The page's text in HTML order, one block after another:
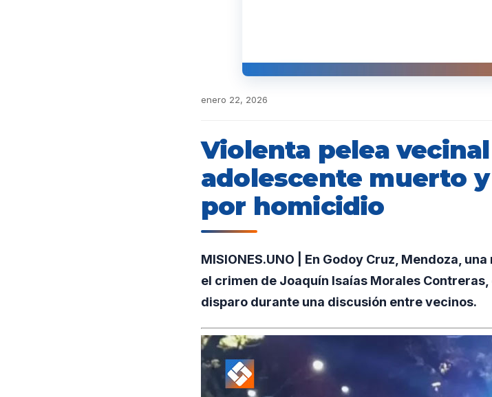
enero 22, 2026
Violenta pelea
adolescente muerto
por homicidio
MISIONES.UNO | En Godoy Cruz, Mendoza,
el crimen de Joaquín Isaías Morales
disparo durante una discusión entre vecinos.